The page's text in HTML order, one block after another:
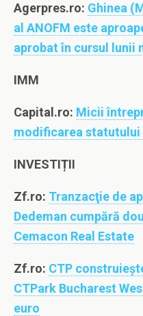
Agerpres.ro: Ghinea
al ANOFM este
aprobat în cursul lunii
IMM
Capital.ro: Micii
modificarea statutului
INVESTIȚII
Zf.ro: Tranzacţie de
Dedeman cumpără
Cemacon Real Estate
Zf.ro: CTP
CTPark Bucharest
euro